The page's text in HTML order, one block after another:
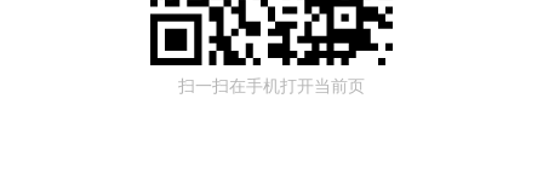
扫一扫在手机打开当前页